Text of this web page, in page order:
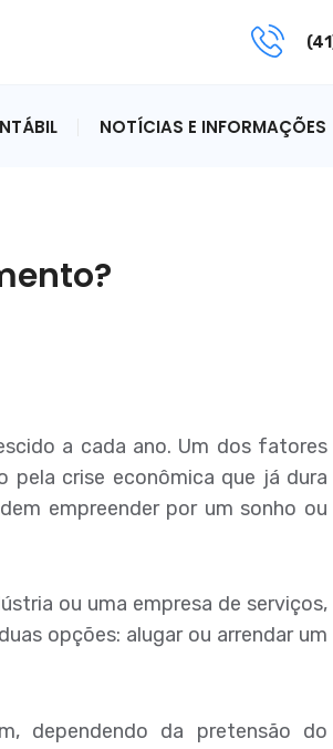
NOTÍCIAS E INFORMAÇÕES
a cada ano. Um dos fatores
pela crise econômica que já dura
empreender por um sonho ou
ou uma empresa de serviços,
opções: alugar ou arrendar um
dependendo da pretensão do